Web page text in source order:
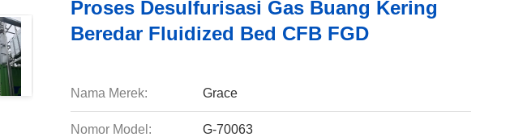
Proses Desulfurisasi Gas Buang Kering
Beredar Fluidized Bed CFB FGD
Nama Merek: Grace
Nomor Model: G-70063